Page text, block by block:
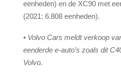
eenheden) en de XC90 met
(2021: 6.808 eenheden).
• Volvo Cars meldt verkoop
eenderde e-auto’s zoals dit
Volvo.